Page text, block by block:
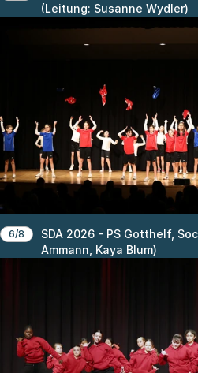
(Leitung: Susanne Wydler)
6/8
SDA 2026 - PS Gotthelf,
Ammann, Kaya Blum)